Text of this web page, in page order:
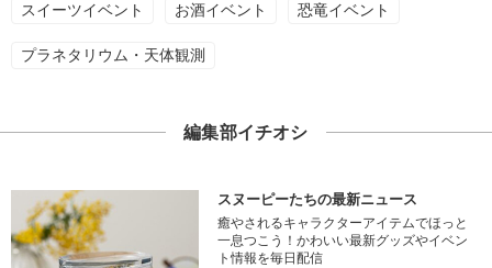
スイーツイベント お酒イベント 恐竜イベント
プラネタリウム・天体観測
編集部イチオシ
スヌーピーたちの最新ニュース
癒やされるキャラクターアイテムでほっと
一息つこう！かわいい最新グッズやイベン
ト情報を毎日配信